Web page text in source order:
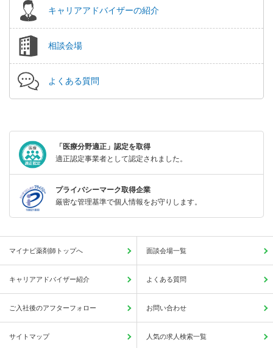
キャリアアドバイザーの紹介
相談会場
よくある質問
「医療分野適正」認定を取得
適正認定事業者として認定されました。
プライバシーマーク取得企業
厳密な管理基準で個人情報をお守りします。
マイナビ薬剤師トップへ 面談会場一覧
キャリアアドバイザー紹介 よくある質問
ご入社後のアフターフォロー お問い合わせ
サイトマップ 人気の求人検索一覧